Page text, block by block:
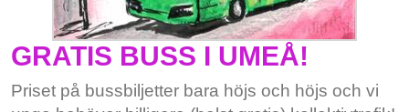
landmärke Sockersilon från 1935 är ett av Ystads
mest karaktäristiska landmärken. Den ovanliga
Weibullsilon med sin nitade stålkonstruktion för
tankarna till ett båtskrov och rymmer en interiör
med fantastisk akustik, bevarat maskineri och
GRATIS BUSS I UMEÅ!
Priset på bussbiljetter bara höjs och höjs och vi